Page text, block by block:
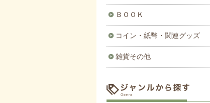
ＢＯＯＫ
コイン・紙幣・関連グッズ
雑貨その他